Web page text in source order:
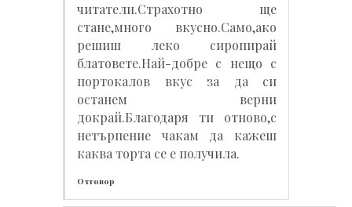
читатели.Страхотно ще
стане,много вкусно.Само,ако
решиш леко сиропирай
блатовете.Най-добре с нещо с
портокалов вкус за да си
останем верни
докрай.Благодаря ти отново,с
нетърпение чакам да кажеш
каква торта се е получила.
Отговор